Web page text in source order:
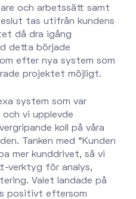
och arbetssätt samt
tas utifrån kundens
då dra igång
detta började
efter nya system som
projektet möjligt.
system som var
vi upplevde
koll på våra
Tanken med “Kunden
mer kunddrivet, så vi
verktyg för analys,
Valet landade på
positivt eftersom